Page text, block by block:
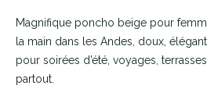
Magnifique poncho beige pour
la main dans les Andes, doux,
pour soirées d’été, voyages,
partout.